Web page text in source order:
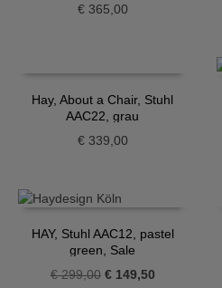
€365,00
Hay, About a Chair, Stuhl
AAC22, grau
€339,00
HAY, Stuhl AAC12, pastel
green, Sale
€299,00 Ursprünglicher
€149,50Aktueller